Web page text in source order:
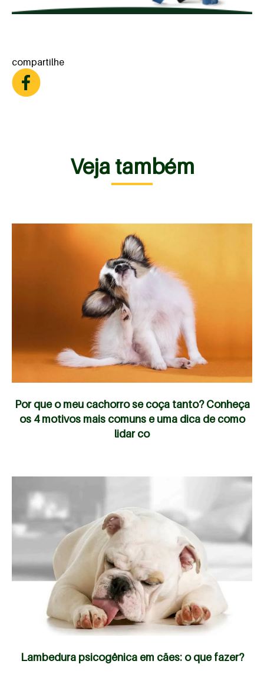
compartilhe
Veja também
Por que o meu cachorro se coça tanto? Conheça
os 4 motivos mais comuns e uma dica de como
lidar co
Lambedura psicogênica em cães: o que fazer?